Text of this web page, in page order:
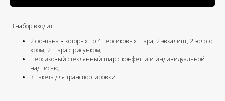
В набор входит:
2 фонтана в которых по 4 персиковых шара, 2 эвкалипт, 2 золото
хром, 2 шара с рисунком;
Персиковый стеклянный шар с конфетти и индивидуальной
надписью;
3 пакета для транспортировки.